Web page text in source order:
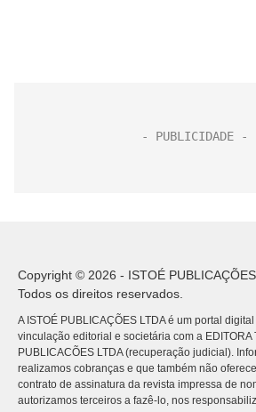
Copyright © 2026 - ISTOÉ
Todos os direitos reservados.
A ISTOÉ PUBLICAÇÕES LTDA é um portal
vinculação editorial e societária com a EDITORA
PUBLICACÕES LTDA (recuperação judicial).
realizamos cobranças e que também não
contrato de assinatura da revista impressa de
autorizamos terceiros a fazê-lo, nos